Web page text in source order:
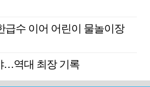
급수 이어 어린이 물놀이장
…역대 최장 기록